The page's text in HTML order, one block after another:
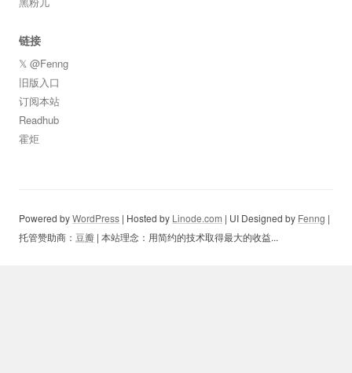
链接
𝕏 @Fenng
旧版入口
订阅本站
Readhub
霍炬
Powered byWordPress | Hosted by Linode.com | UI Designed by Fenng |
托管赞助商： 豆瓣 | 本站理念：用简约的技术取得最大的收益...